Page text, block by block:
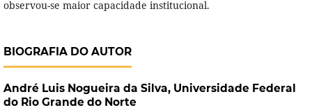
observou-se maior capacidade institucional.
BIOGRAFIA DO AUTOR
André Luis Nogueira da Silva, Universidade Federal
do Rio Grande do Norte